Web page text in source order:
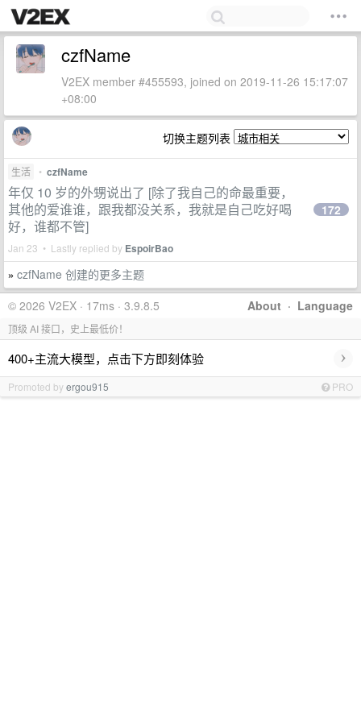
czfName
V2EX member #455593, joined on 2019-11-26 15:17:07
+08:00
切换主题列表
生活 • czfName
年仅 10 岁的外甥说出了 [除了我自己的命最重要，
其他的爱谁谁，跟我都没关系，我就是自己吃好喝
好，谁都不管]
Jan 23 • Lastly replied by EspoirBao
172
» czfName 创建的更多主题
About · Language
© 2026 V2EX · 17ms · 3.9.8.5
顶级 AI 接口，史上最低价！
400+主流大模型，点击下方即刻体验 ›
Promoted byergou915 PRO